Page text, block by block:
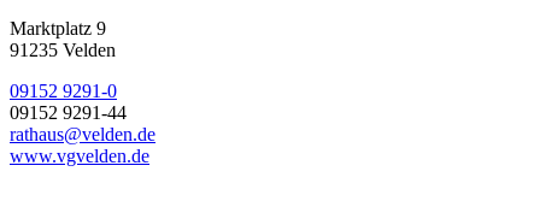
Marktplatz 9
91235 Velden
09152 9291-0
09152 9291-44
rathaus@velden.de
www.vgvelden.de